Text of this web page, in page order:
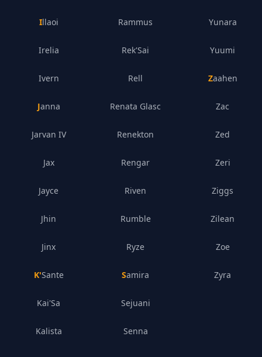
Illaoi
Irelia
Ivern
Janna
Jarvan IV
Jax
Jayce
Jhin
Jinx
K'Sante
Kai'Sa
Kalista
Rammus
Rek'Sai
Rell
Renata Glasc
Renekton
Rengar
Riven
Rumble
Ryze
Samira
Sejuani
Senna
Yunara
Yuumi
Zaahen
Zac
Zed
Zeri
Ziggs
Zilean
Zoe
Zyra